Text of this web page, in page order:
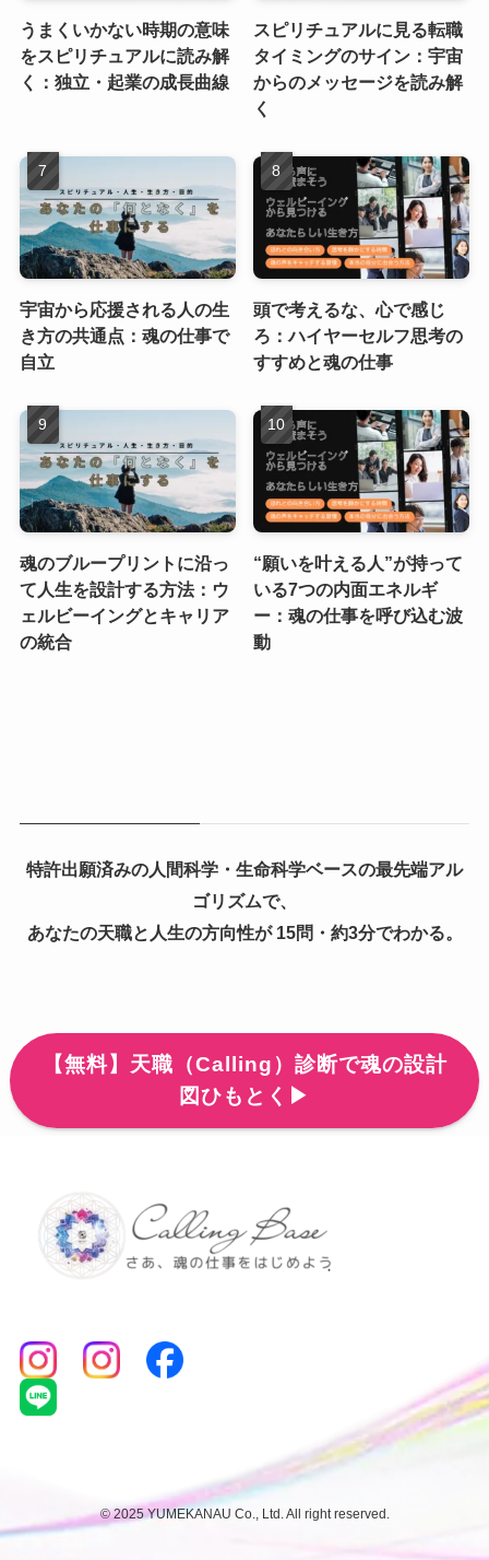
うまくいかない時期の意味
をスピリチュアルに読み解
く：独立・起業の成長曲線
スピリチュアルに見る転職
タイミングのサイン：宇宙
からのメッセージを読み解
く
宇宙から応援される人の生
き方の共通点：魂の仕事で
自立
頭で考えるな、心で感じ
ろ：ハイヤーセルフ思考の
すすめと魂の仕事
魂のブループリントに沿っ
て人生を設計する方法：ウ
ェルビーイングとキャリア
の統合
“願いを叶える人”が持って
いる7つの内面エネルギ
ー：魂の仕事を呼び込む波
動
特許出願済みの人間科学・生命科学ベースの最先端アル
ゴリズムで、
あなたの天職と人生の方向性が 15問・約3分でわかる。
【無料】天職（Calling）診断で魂の設計
図ひもとく▶
©2025 YUMEKANAU Co., Ltd. All right reserved.